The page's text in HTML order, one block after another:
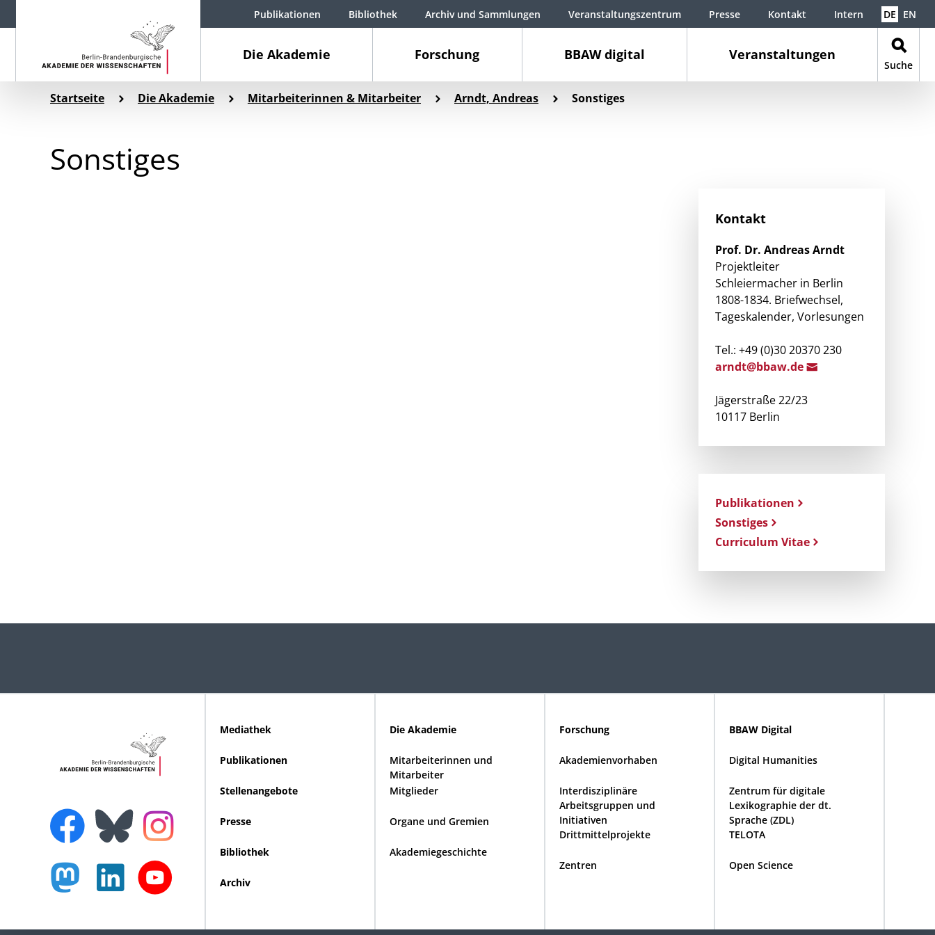
Die Akademie Forschung BBAW digital Veranstaltungen
Suche
Publikationen Bibliothek Archiv und Sammlungen Veranstaltungszentrum Presse Kontakt Intern DE EN
Startseite Die Akademie Mitarbeiterinnen & Mitarbeiter Arndt, Andreas Sonstiges
Sonstiges
Kontakt
Prof. Dr. Andreas Arndt
Projektleiter
Schleiermacher in Berlin
1808-1834. Briefwechsel,
Tageskalender, Vorlesungen
Tel.: +49 (0)30 20370 230
arndt@bbaw.de
Jägerstraße 22/23
10117 Berlin
Publikationen
Sonstiges
Curriculum Vitae
Mediathek
Publikationen
Stellenangebote
Presse
Bibliothek
Archiv
Die Akademie
Mitarbeiterinnen und
Mitarbeiter
Mitglieder
Organe und Gremien
Akademiegeschichte
Forschung
Akademienvorhaben
Interdisziplinäre
Arbeitsgruppen und
Initiativen
Drittmittelprojekte
Zentren
BBAW Digital
Digital Humanities
Zentrum für digitale
Lexikographie der dt.
Sprache (ZDL)
TELOTA
Open Science